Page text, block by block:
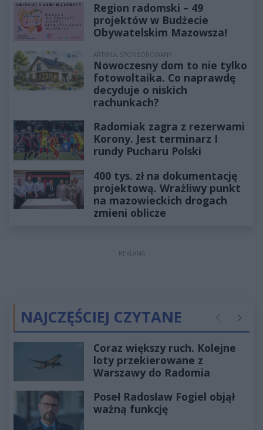
Region radomski – 49
projektów w Budżecie
Obywatelskim Mazowsza!
ARTYKUŁ SPONSOROWANY
Nowoczesny dom to nie tylko
fotowoltaika. Co naprawdę
decyduje o niskich
rachunkach?
Radomiak zagra z rezerwami
Korony. Jest terminarz I
rundy Pucharu Polski
400 tys. zł na dokumentację
projektową. Wrażliwy punkt
na mazowieckich drogach
zmieni oblicze
REKLAMA
NAJCZĘŚCIEJ CZYTANE Poprzednie
Coraz większy ruch. Kolejne
loty przekierowane z
Warszawy do Radomia
Poseł Radosław Fogiel objął
ważną funkcję